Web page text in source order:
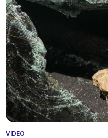
VÍDEO